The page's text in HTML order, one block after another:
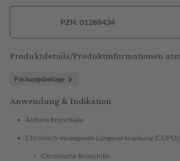
PZN: 01288434
Produktdetails/Produktinformationen
Packungsbeilage
Anwendung & Indikation
Asthma bronchiale
Chronisch-einengende Lungenerkrankung
Chronische Bronchitis